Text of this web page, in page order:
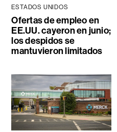
ESTADOS UNIDOS
Ofertas de empleo en
EE.UU. cayeron en junio;
los despidos se
mantuvieron limitados